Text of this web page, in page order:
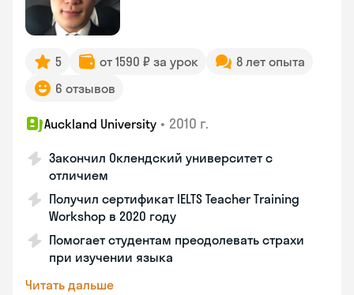
5 от 1590 ₽ за урок
8 лет опыта
6 отзывов
Auckland University • 2010 г.
Закончил Оклендский университет с
отличием
Получил сертификат IELTS Teacher Training
Workshop в 2020 году
Помогает студентам преодолевать страхи
при изучении языка
Читать дальше